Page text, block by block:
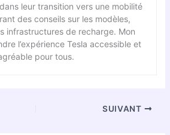
leur transition vers une mobilité
des conseils sur les modèles,
infrastructures de recharge. Mon
l’expérience Tesla accessible et
pour tous.
SUIVANT